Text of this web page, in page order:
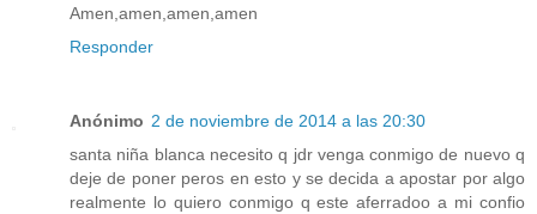
Amen,amen,amen,amen
Responder
Anónimo 2 de noviembre de 2014 a las 20:30
santa niña blanca necesito q jdr venga conmigo de nuevo q
deje de poner peros en esto y se decida a apostar por algo
realmente lo quiero conmigo q este aferradoo a mi confio